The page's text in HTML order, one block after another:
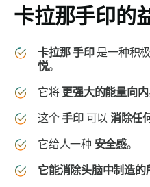
卡拉那手印的
卡拉那手印是一种积
悦。
它将 更强大的能量向内
这个手印可以 消除任
它给人一种 安全感。
它能消除头脑中制造